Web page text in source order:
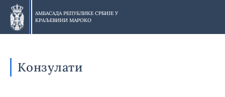
Прескочи
главни
део
АМБАСАДА РЕПУБЛИКЕ СРБИЈЕ У
КРАЉЕВИНИ МАРОКО
Конзулати